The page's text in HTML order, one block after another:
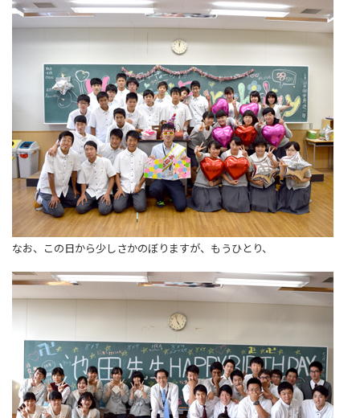
なお、この日から少しさかのぼりますが、もうひとり、